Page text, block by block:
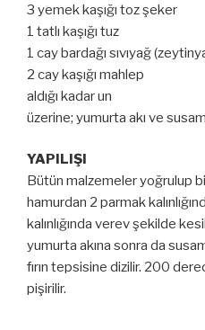
3 yemek kaşığı toz şeker
1 tatlı kaşığı tuz
1 cay bardağı sıvıyağ
2 cay kaşığı mahlep
aldığı kadar un
üzerine; yumurta akı ve susam
YAPILIŞI
Bütün malzemeler yoğrulup
hamurdan 2 parmak
kalınlığında verev şekilde
yumurta akına sonra da
fırın tepsisine dizilir. 200
pişirilir.